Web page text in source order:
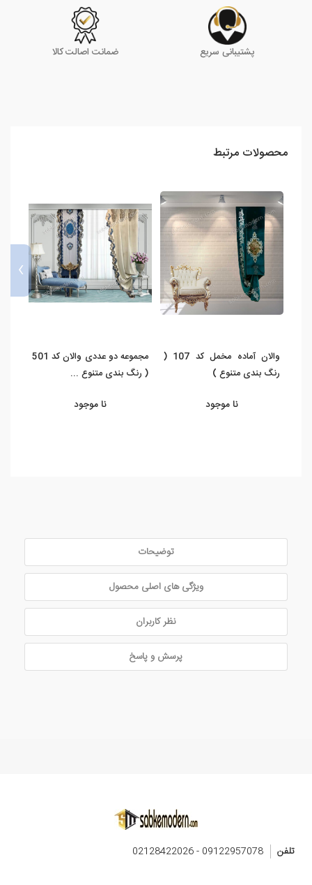
پشتیبانی سریع ضمانت اصالت کالا
محصولات مرتبط
والان آماده مخمل کد 107 (
رنگ بندی متنوع )
نا موجود
مجموعه دو عددی والان کد 501
( رنگ بندی متنوع ...
نا موجود
›
توضیحات
ویژگی های اصلی محصول
نظر کاربران
پرسش و پاسخ
تلفن 09122957078 - 02128422026